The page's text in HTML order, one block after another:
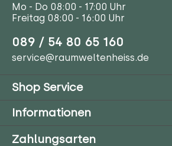
Mo - Do 08:00 - 17:00 Uhr
Freitag 08:00 - 16:00 Uhr
089 / 54 80 65 160
service@raumweltenheiss.de
Shop Service
Informationen
Zahlungsarten